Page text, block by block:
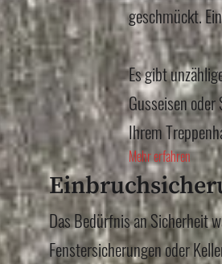
geschmückt.
Es gibt
Gusseisen
Ihrem
Mehr erfahren
Das Bedürfnis an Sicherheit
Fenstersicherungen oder